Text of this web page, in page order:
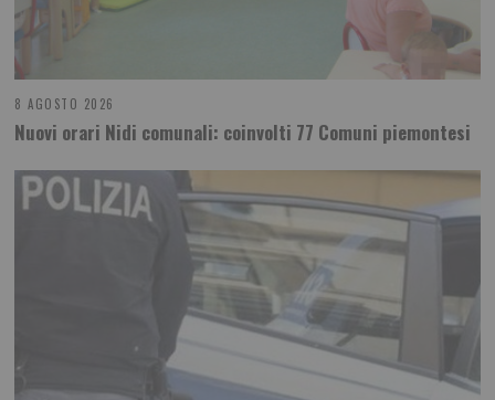
8 AGOSTO 2026
Nuovi orari Nidi comunali: coinvolti 77 Comuni piemontesi